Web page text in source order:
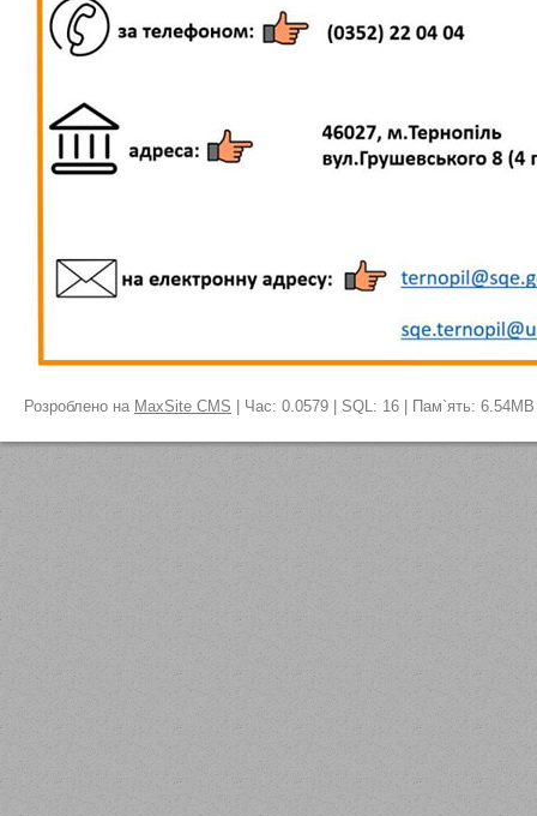
Розроблено на MaxSite CMS | Час: 0.0579 | SQL: 16 | Пам`ять: 6.54MB